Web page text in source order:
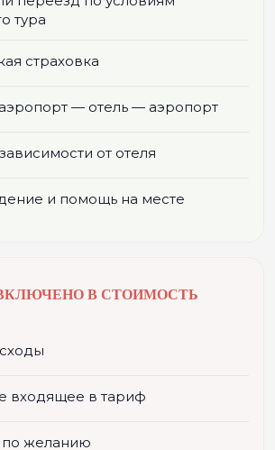
тура
страховка
— отель — аэропорт
от отеля
и помощь на месте
В СТОИМОСТЬ
входящее в тариф
по желанию